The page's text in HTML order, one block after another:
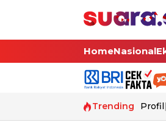
HomeNasional
Trending Profil